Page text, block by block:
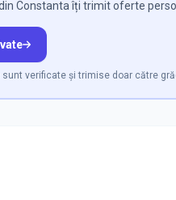
Constanta îți trimit oferte
verificate și trimise doar către